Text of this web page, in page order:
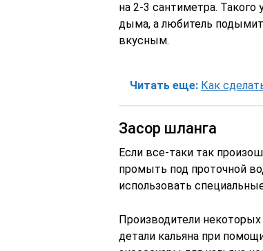
на 2-3 сантиметра.
дыма, а любитель
вкусным.
Читать еще: Как
Засор шланга
Если все-таки так
промыть под проточной
использовать
Производители
детали кальяна при